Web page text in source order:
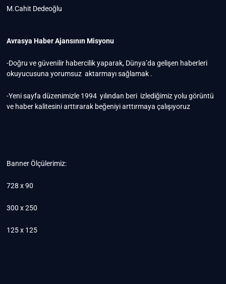
M.Cahit Dedeoğlu
Avrasya Haber Ajansının Misyonu
-Doğru ve güvenilir habercilik yaparak, Dünya’da gelişen haberleri
okuyucusuna yorumsuz aktarmayı sağlamak .
-Yeni sayfa düzenimizle 1994 yılından beri izlediğimiz yolu görüntü
ve haber kalitesini arttırarak beğeniyi arttırmaya çalışıyoruz
Banner Ölçülerimiz:
728 x 90
300 x 250
125 x 125